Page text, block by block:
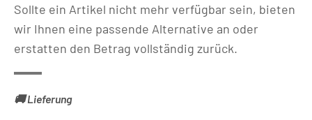
Sollte ein Artikel nicht mehr verfügbar sein, bieten
wir Ihnen eine passende Alternative an oder
erstatten den Betrag vollständig zurück.
🚚 Lieferung